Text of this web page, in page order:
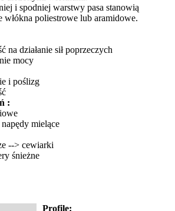
i spodniej warstwy pasa stanowią
włókna poliestrowe lub aramidowe.
na działanie sił poprzeczych
mocy
i poślizg
:
mielące
--> cewiarki
śnieżne
Profile: